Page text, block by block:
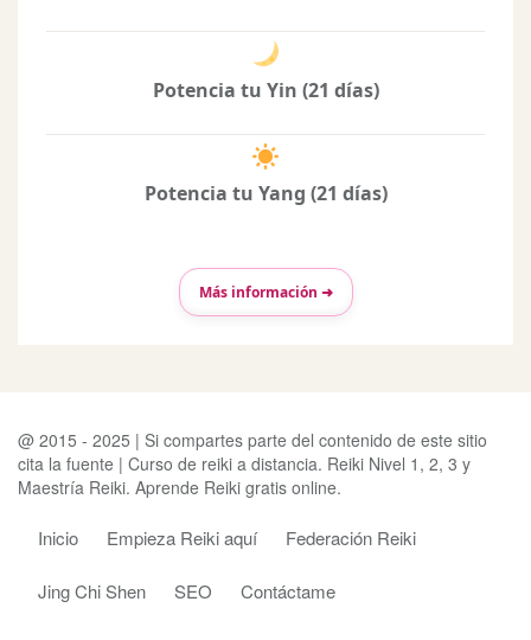
Potencia tu Yin (21 días)
Potencia tu Yang (21 días)
Más información ➜
@ 2015 - 2025 | Si compartes parte del contenido de este sitio
cita la fuente | Curso de reiki a distancia. Reiki Nivel 1, 2, 3 y
Maestría Reiki. Aprende Reiki gratis online.
Inicio Empieza Reiki aquí Federación Reiki
Jing Chi Shen SEO Contáctame